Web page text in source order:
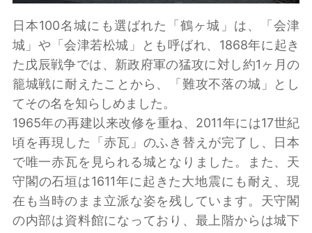
日本100名城にも選ばれた「鶴ヶ城」は、「会津
城」や「会津若松城」とも呼ばれ、1868年に起き
た戊辰戦争では、新政府軍の猛攻に対し約1ヶ月の
籠城戦に耐えたことから、「難攻不落の城」とし
てその名を知らしめました。
1965年の再建以来改修を重ね、2011年には17世紀
頃を再現した「赤瓦」のふき替えが完了し、日本
で唯一赤瓦を見られる城となりました。また、天
守閣の石垣は1611年に起きた大地震にも耐え、現
在も当時のまま立派な姿を残しています。天守閣
の内部は資料館になっており、最上階からは城下